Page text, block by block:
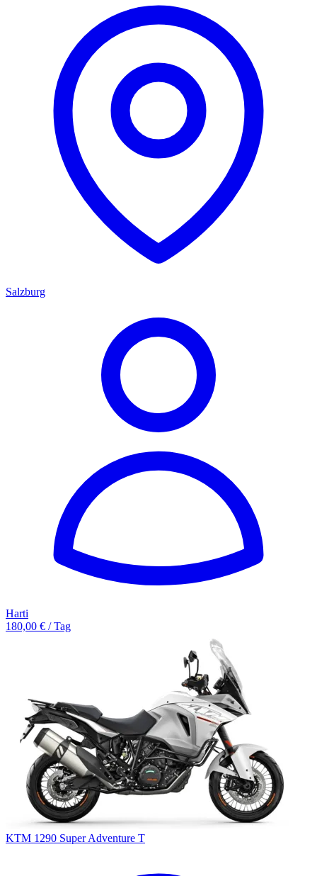
Salzburg
Harti
180,00 € / Tag
KTM 1290 Super Adventure T